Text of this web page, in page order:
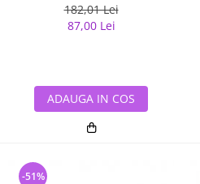
182,01 Lei
87,00 Lei
ADAUGA IN COS
-51%